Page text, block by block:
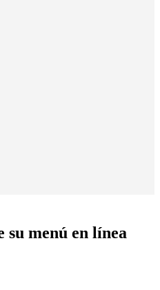
su menú en línea